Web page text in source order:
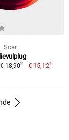
Scar
18,902 € 15,121